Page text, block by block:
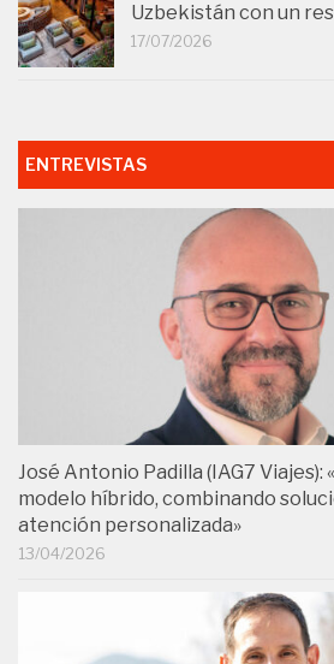
Uzbekistán con un
17/07/2026
ENTREVISTAS
José Antonio Padilla (IAG7 Viajes):
modelo híbrido, combinando
atención personalizada»
13/04/2026